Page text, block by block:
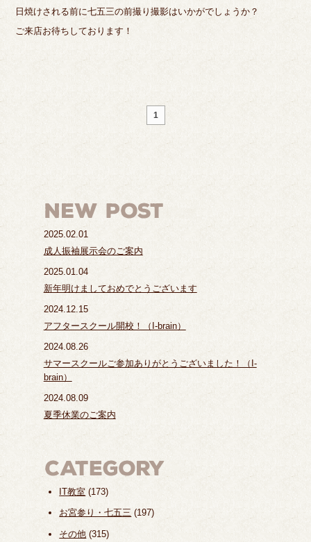
日焼けされる前に七五三の前撮り撮影はいかがでしょうか？
ご来店お待ちしております！
1
2025.02.01
成人振袖展示会のご案内
2025.01.04
新年明けましておめでとうございます
2024.12.15
アフタースクール開校！（I-brain）
2024.08.26
サマースクールご参加ありがとうございました！（I-
brain）
2024.08.09
夏季休業のご案内
IT教室 (173)
お宮参り・七五三 (197)
その他 (315)